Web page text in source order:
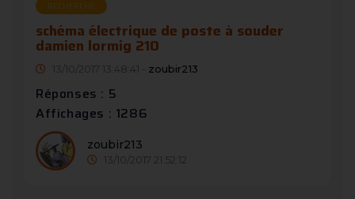
RECHERCHE
schéma électrique de poste à souder
damien lormig 210
13/10/2017 13:48:41 - zoubir213
Réponses : 5
Affichages : 1286
zoubir213
13/10/2017 21:52:12